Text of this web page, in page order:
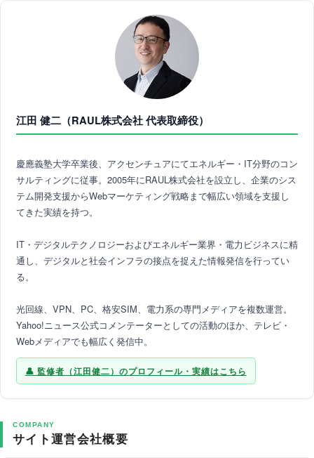
江田 健二（RAUL株式会社 代表取締役）
慶應義塾大学卒業後、アクセンチュアにてエネルギー・IT分野のコン
サルティングに従事。2005年にRAUL株式会社を設立し、企業のシス
テム開発支援からWebマーケティング戦略まで幅広い領域を支援し
てきた実績を持つ。
IT・デジタルテクノロジーおよびエネルギー業界・電力ビジネスに精
通し、デジタルと社会インフラの接点を捉えた情報発信を行ってい
る。
光回線、VPN、PC、格安SIM、電力系の専門メディアを複数運営。
Yahoo!ニュース公式コメンテーターとしての活動のほか、テレビ・
Webメディアでも幅広く発信中。
監修者（江田健二）のプロフィール・実績はこちら
COMPANY
サイト運営会社概要